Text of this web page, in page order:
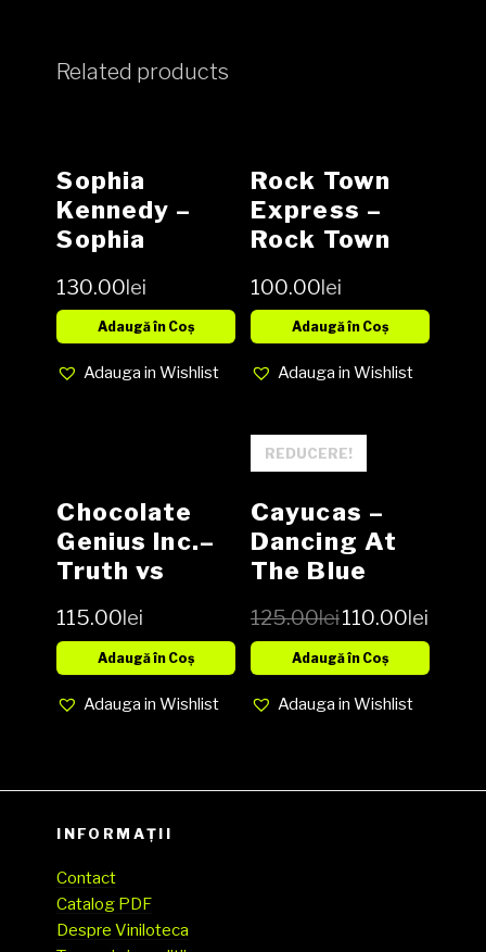
Related products
Sophia
Kennedy ‎–
Sophia
Vinyl LP
130.00lei
Adaugă în Coș
Adauga in Wishlist
Rock Town
Express ‎–
Rock Town
Vinyl, LP,
Album,
100.00lei
Adaugă în Coș
Adauga in Wishlist
Chocolate
Genius Inc.‎–
Truth vs
1LP
115.00lei
Adaugă în Coș
Adauga in Wishlist
REDUCERE!
Cayucas –
Dancing At
The Blue
LP
125.00lei110.00lei
Adaugă în Coș
Adauga in Wishlist
INFORMAȚII
Contact
Catalog PDF
Despre Viniloteca